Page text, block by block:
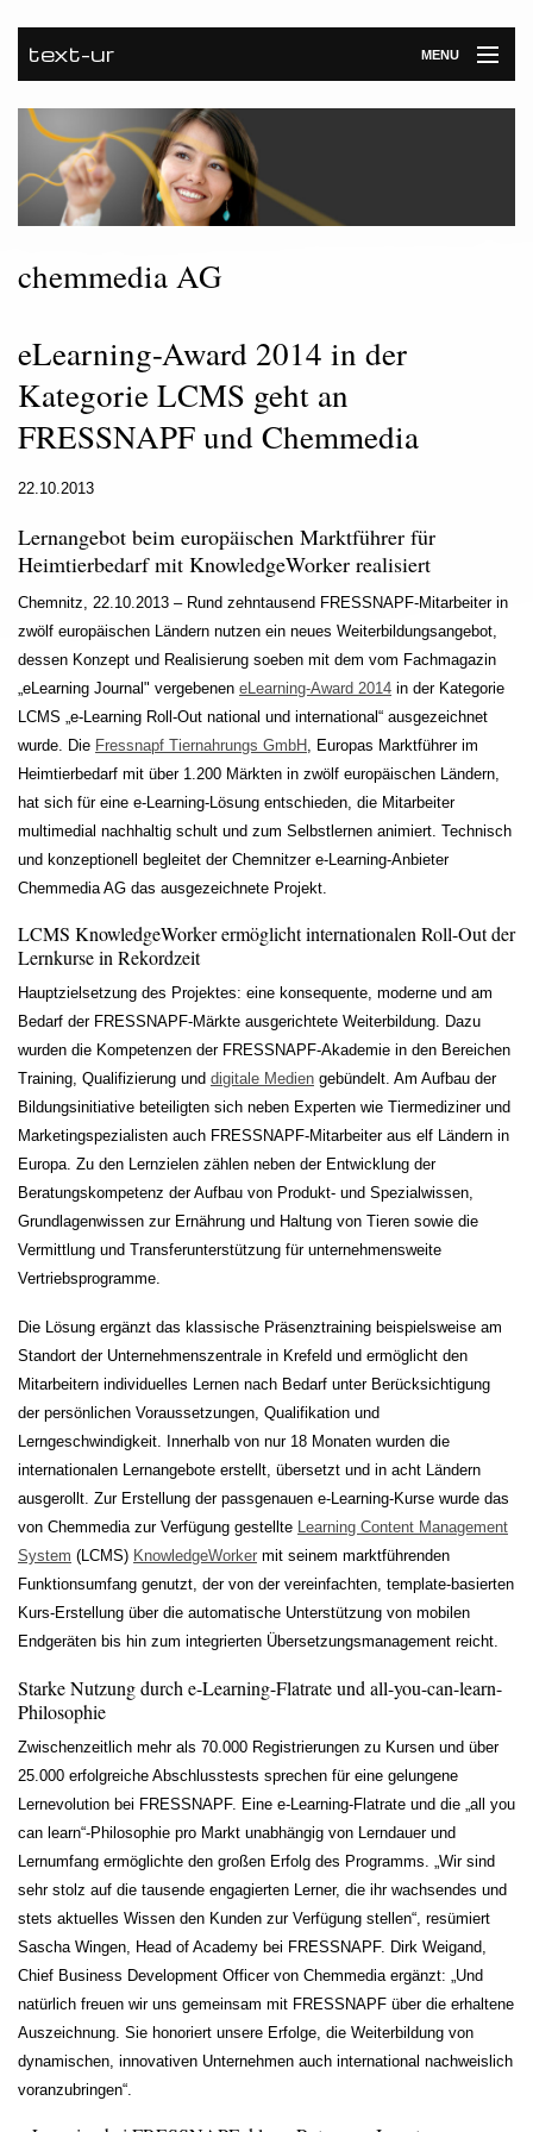
text-ur MENU
Startseite
Leistungen
Unternehmen
Referenzen
Newsroom
chemmedia AG
eLearning-Award 2014 in der
Kategorie LCMS geht an
FRESSNAPF und Chemmedia
22.10.2013
Lernangebot beim europäischen Marktführer für
Heimtierbedarf mit KnowledgeWorker realisiert
Chemnitz, 22.10.2013 – Rund zehntausend FRESSNAPF-Mitarbeiter in
zwölf europäischen Ländern nutzen ein neues Weiterbildungsangebot,
dessen Konzept und Realisierung soeben mit dem vom Fachmagazin
„eLearning Journal" vergebenen eLearning-Award 2014 in der Kategorie
LCMS „e-Learning Roll-Out national und international“ ausgezeichnet
wurde. Die Fressnapf Tiernahrungs GmbH , Europas Marktführer im
Heimtierbedarf mit über 1.200 Märkten in zwölf europäischen Ländern,
hat sich für eine e-Learning-Lösung entschieden, die Mitarbeiter
multimedial nachhaltig schult und zum Selbstlernen animiert. Technisch
und konzeptionell begleitet der Chemnitzer e-Learning-Anbieter
Chemmedia AG das ausgezeichnete Projekt.
LCMS KnowledgeWorker ermöglicht internationalen Roll-Out der
Lernkurse in Rekordzeit
Hauptzielsetzung des Projektes: eine konsequente, moderne und am
Bedarf der FRESSNAPF-Märkte ausgerichtete Weiterbildung. Dazu
wurden die Kompetenzen der FRESSNAPF-Akademie in den Bereichen
Training, Qualifizierung und digitale Medien gebündelt. Am Aufbau der
Bildungsinitiative beteiligten sich neben Experten wie Tiermediziner und
Marketingspezialisten auch FRESSNAPF-Mitarbeiter aus elf Ländern in
Europa. Zu den Lernzielen zählen neben der Entwicklung der
Beratungskompetenz der Aufbau von Produkt- und Spezialwissen,
Grundlagenwissen zur Ernährung und Haltung von Tieren sowie die
Vermittlung und Transferunterstützung für unternehmensweite
Vertriebsprogramme.
Die Lösung ergänzt das klassische Präsenztraining beispielsweise am
Standort der Unternehmenszentrale in Krefeld und ermöglicht den
Mitarbeitern individuelles Lernen nach Bedarf unter Berücksichtigung
der persönlichen Voraussetzungen, Qualifikation und
Lerngeschwindigkeit. Innerhalb von nur 18 Monaten wurden die
internationalen Lernangebote erstellt, übersetzt und in acht Ländern
ausgerollt. Zur Erstellung der passgenauen e-Learning-Kurse wurde das
von Chemmedia zur Verfügung gestellte
Learning Content Management
System (LCMS) KnowledgeWorker mit seinem marktführenden
Funktionsumfang genutzt, der von der vereinfachten, template-basierten
Kurs-Erstellung über die automatische Unterstützung von mobilen
Endgeräten bis hin zum integrierten Übersetzungsmanagement reicht.
Starke Nutzung durch e-Learning-Flatrate und all-you-can-learn-
Philosophie
Zwischenzeitlich mehr als 70.000 Registrierungen zu Kursen und über
25.000 erfolgreiche Abschlusstests sprechen für eine gelungene
Lernevolution bei FRESSNAPF. Eine e-Learning-Flatrate und die „all you
can learn“-Philosophie pro Markt unabhängig von Lerndauer und
Lernumfang ermöglichte den großen Erfolg des Programms. „Wir sind
sehr stolz auf die tausende engagierten Lerner, die ihr wachsendes und
stets aktuelles Wissen den Kunden zur Verfügung stellen“, resümiert
Sascha Wingen, Head of Academy bei FRESSNAPF. Dirk Weigand,
Chief Business Development Officer von Chemmedia ergänzt: „Und
natürlich freuen wir uns gemeinsam mit FRESSNAPF über die erhaltene
Auszeichnung. Sie honoriert unsere Erfolge, die Weiterbildung von
dynamischen, innovativen Unternehmen auch international nachweislich
voranzubringen“.